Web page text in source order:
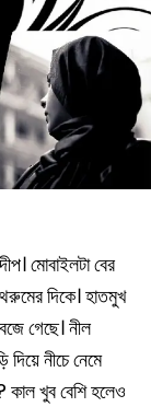
মোবাইলটা বের
দিকে। হাতমুখ
গেছে। নীল
দিয়ে নীচে নেমে
খুব বেশি হলেও